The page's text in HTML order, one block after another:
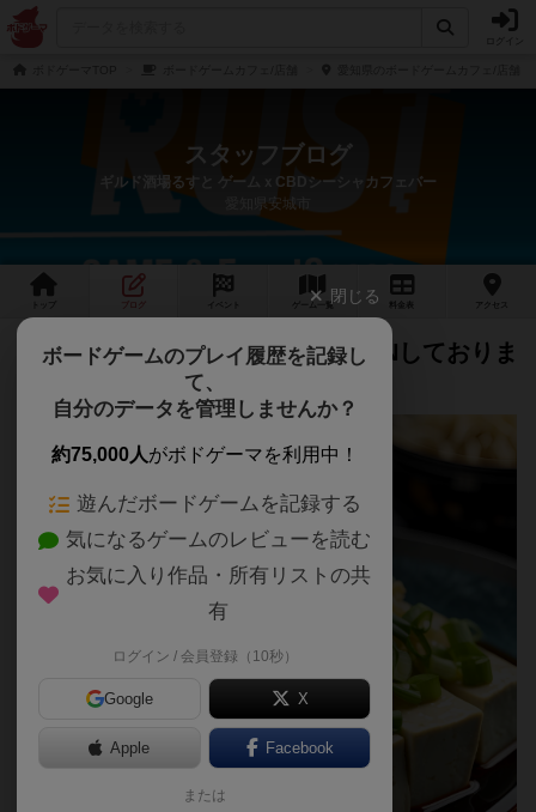
スタッフブログ
ギルド酒場るすと ゲームｘCBDシーシャカフェバー
愛知県安城市
ゲーム 一覧 料金 アクセス
【お盆営業】本日も13時よりOPENしておりま
閉じる
ボードゲームのプレイ履歴を記録し
て、
自分のデータを管理しませんか？
約75,000人がボドゲーマを利用中！
遊んだボードゲームを記録する
気になるゲームのレビューを読む
お気に入り作品・所有リストの共
有
ログイン / 会員登録（10秒）
Google X
Apple Facebook
または